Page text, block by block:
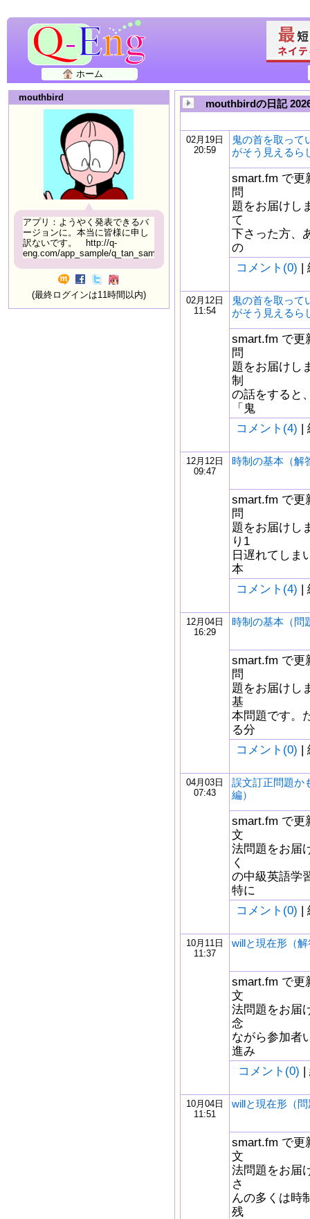
ホーム
mouthbird
アプリ：ようやく発表できるバ
ージョンに。本当に皆様に申し
訳ないです。 http://q-
eng.com/app_sample/q_tan_sample06.html
(最終ログインは11時間以内)
mouthbirdの日記
02月19日
20:59
鬼の首を取って
がそう見えるら
smart.fm で更
問
題をお届けし
て
下さった方、
の
コメント(0) |
02月12日
11:54
鬼の首を取って
がそう見えるら
smart.fm で更
問
題をお届けし
制
の話をすると
「鬼
コメント(4) |
12月12日
09:47
時制の基本（解
smart.fm で更
問
題をお届けし
り1
日遅れてしま
本
コメント(4) |
12月04日
16:29
時制の基本（問
smart.fm で更
問
題をお届けし
基
本問題です。
る分
コメント(0) |
04月03日
07:43
誤文訂正問題か
編）
smart.fm で更
文
法問題をお届
く
の中級英語学
特に
コメント(0) |
10月11日
11:37
willと現在形（
smart.fm で更
文
法問題をお届
念
ながら参加者
進み
コメント(0) |
10月04日
11:51
willと現在形（
smart.fm で更
文
法問題をお届
さ
んの多くは時
残